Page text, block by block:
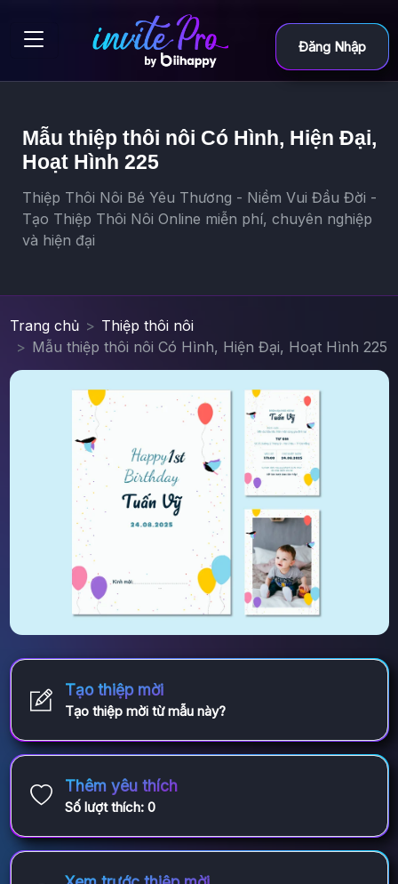
Đăng Nhập
Mẫu thiệp thôi nôi Có Hình, Hiện Đại,
Hoạt Hình 225
Thiệp Thôi Nôi Bé Yêu Thương - Niềm Vui Đầu Đời -
Tạo Thiệp Thôi Nôi Online miễn phí, chuyên nghiệp
và hiện đại
Trang chủ
Thiệp thôi nôi
Mẫu thiệp thôi nôi Có Hình, Hiện Đại, Hoạt Hình 225
Tạo thiệp mời
Tạo thiệp mời từ mẫu này?
Thêm yêu thích
Số lượt thích: 0